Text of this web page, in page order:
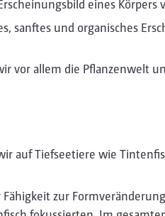
eines Körpers
sanftes und organisches
vor allem die Pflanzenwelt
auf Tiefseetiere wie
zur